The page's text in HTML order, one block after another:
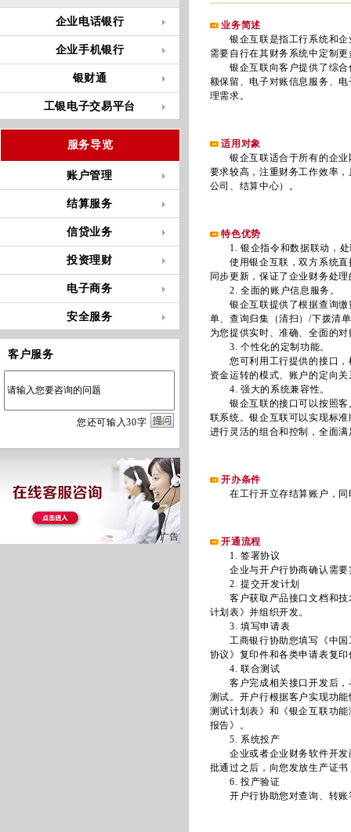
企业电话银行
企业手机银行
银财通
工银电子交易平台
服务导览
账户管理
结算服务
信贷业务
投资理财
电子商务
安全服务
客户服务
您还可输入30字
业务简述
银企互联是指工行系统和企
需要自行在其财务系统中定制
银企互联向客户提供了综合
额保留、电子对账信息服务、
理需求。
适用对象
银企互联适合于所有的企业
要求较高，注重财务工作效率
公司、结算中心）。
特色优势
1. 银企指令和数据联动，处
使用银企互联，双方系统直
同步更新，保证了企业财务处
2. 全面的账户信息服务。
银企互联提供了根据查询缴
单、查询归集（清扫）/下拨清
为您提供实时、准确、全面的
3. 个性化的定制功能。
您可利用工行提供的接口，
资金运转的模式、账户的定向
4. 强大的系统兼容性。
银企互联的接口可以按照客
联系统。银企互联可以实现标
进行灵活的组合和控制，全面
开办条件
在工行开立存结算账户，同
开通流程
1. 签署协议
企业与开户行协商确认需要
2. 提交开发计划
客户获取产品接口文档和技
计划表》并组织开发。
3. 填写申请表
工商银行协助您填写《中国
协议》复印件和各类申请表复
4. 联合测试
客户完成相关接口开发后，
测试。开户行根据客户实现功
测试计划表》和《银企互联功
报告》。
5. 系统投产
企业或者企业财务软件开发
批通过之后，向您发放生产证
6. 投产验证
开户行协助您对查询、转账